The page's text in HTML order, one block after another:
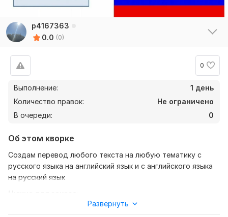
p4167363
0.0 (0)
0
Выполнение:
1 день
Количество правок:
Не ограничено
В очереди:
0
Об этом кворке
Создам перевод любого текста на любую тематику с
русского языка на английский язык и с английского языка
на русский язык
Чтобы качественно выполнить ваш заказ мне необходимо
Развернуть